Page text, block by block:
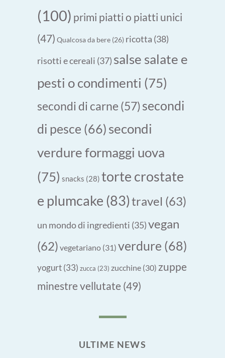
(100) primi piatti o piatti unici
(47) Qualcosa da bere (26) ricotta (38)
risotti e cereali (37) salse salate e
pesti o condimenti (75)
secondi di carne (57)secondi
di pesce (66) secondi
verdure formaggi uova
(75) snacks (28) torte crostate
e plumcake (83)travel (63)
un mondo di ingredienti (35)vegan
(62) vegetariano (31) verdure (68)
yogurt(33) zucca (23) zucchine (30) zuppe
minestre vellutate (49)
ULTIME NEWS